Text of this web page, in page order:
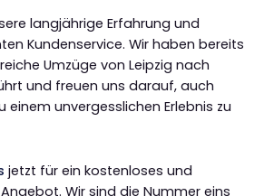
langjährige Erfahrung und
Kundenservice. Wir haben bereits
Umzüge von Leipzig nach
und freuen uns darauf, auch
einem unvergesslichen Erlebnis zu
jetzt für ein kostenloses und
Wir sind die Nummer eins